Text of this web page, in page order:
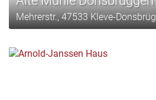
Mehrerstr., 47533 Kleve-